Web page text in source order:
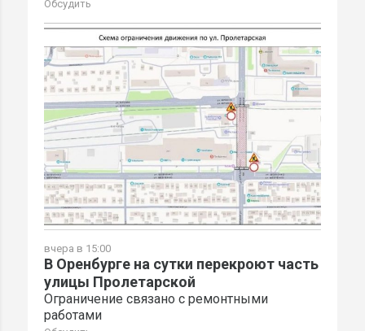
Обсудить
вчера в 15:00
В Оренбурге на сутки перекроют часть
улицы Пролетарской
Ограничение связано с ремонтными
работами